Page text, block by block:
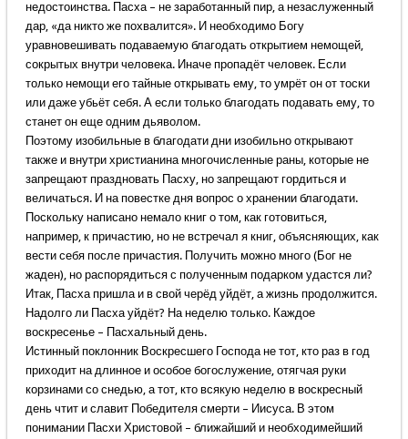
недостоинства. Пасха – не заработанный пир, а незаслуженный
дар, «да никто же похвалится». И необходимо Богу
уравновешивать подаваемую благодать открытием немощей,
сокрытых внутри человека. Иначе пропадёт человек. Если
только немощи его тайные открывать ему, то умрёт он от тоски
или даже убьёт себя. А если только благодать подавать ему, то
станет он еще одним дьяволом.
Поэтому изобильные в благодати дни изобильно открывают
также и внутри христианина многочисленные раны, которые не
запрещают праздновать Пасху, но запрещают гордиться и
величаться. И на повестке дня вопрос о хранении благодати.
Поскольку написано немало книг о том, как готовиться,
например, к причастию, но не встречал я книг, объясняющих, как
вести себя после причастия. Получить можно много (Бог не
жаден), но распорядиться с полученным подарком удастся ли?
Итак, Пасха пришла и в свой черёд уйдёт, а жизнь продолжится.
Надолго ли Пасха уйдёт? На неделю только. Каждое
воскресенье – Пасхальный день.
Истинный поклонник Воскресшего Господа не тот, кто раз в год
приходит на длинное и особое богослужение, отягчая руки
корзинами со снедью, а тот, кто всякую неделю в воскресный
день чтит и славит Победителя смерти – Иисуса. В этом
понимании Пасхи Христовой – ближайший и необходимейший